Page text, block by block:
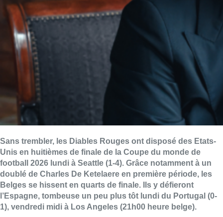
Sans trembler, les Diables Rouges ont disposé des Etats-
Unis en huitièmes de finale de la Coupe du monde de
football 2026 lundi à Seattle (1-4). Grâce notamment à un
doublé de Charles De Ketelaere en première période, les
Belges se hissent en quarts de finale. Ils y défieront
l’Espagne, tombeuse un peu plus tôt lundi du Portugal (0-
1), vendredi midi à Los Angeles (21h00 heure belge).